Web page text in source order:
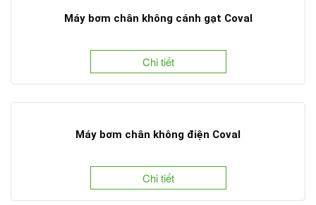
Máy bơm chân không cánh gạt Coval
Chi tiết
Máy bơm chân không điện Coval
Chi tiết